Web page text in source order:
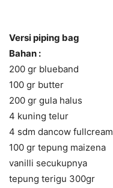
Versi piping bag
Bahan :
200 gr blueband
100 gr butter
200 gr gula halus
4 kuning telur
4 sdm dancow fullcream
100 gr tepung maizena
vanilli secukupnya
tepung terigu 300gr